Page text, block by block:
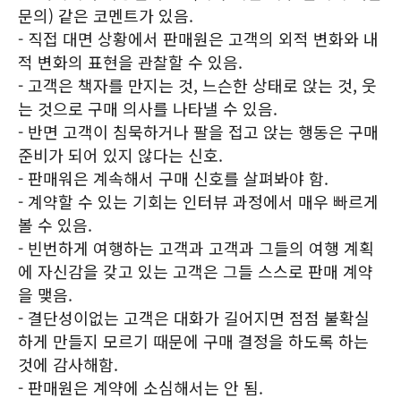
문의) 같은 코멘트가 있음.
- 직접 대면 상황에서 판매원은 고객의 외적 변화와 내
적 변화의 표현을 관찰할 수 있음.
- 고객은 책자를 만지는 것, 느슨한 상태로 앉는 것, 웃
는 것으로 구매 의사를 나타낼 수 있음.
- 반면 고객이 침묵하거나 팔을 접고 앉는 행동은 구매
준비가 되어 있지 않다는 신호.
- 판매워은 계속해서 구매 신호를 살펴봐야 함.
- 계약할 수 있는 기회는 인터뷰 과정에서 매우 빠르게
볼 수 있음.
- 빈번하게 여행하는 고객과 고객과 그들의 여행 계획
에 자신감을 갖고 있는 고객은 그들 스스로 판매 계약
을 맺음.
- 결단성이없는 고객은 대화가 길어지면 점점 불확실
하게 만들지 모르기 때문에 구매 결정을 하도록 하는
것에 감사해함.
- 판매원은 계약에 소심해서는 안 됨.